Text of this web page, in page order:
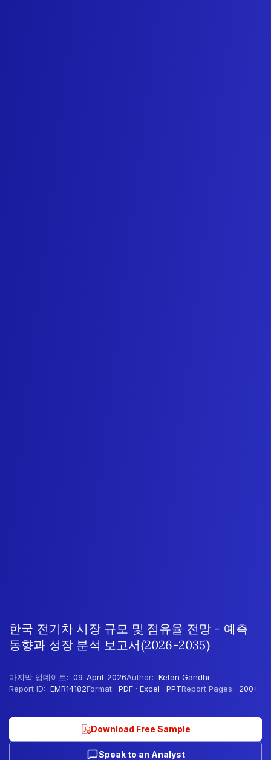
한국 전기차 시장 규모 및 점유율 전망 - 예측
동향과 성장 분석 보고서(2026-2035)
마지막 업데이트: 09-April-2026Author: Ketan Gandhi
Report ID: EMR14182Format: PDF · Excel · PPTReport Pages: 200+
Download Free Sample
Speak to an Analyst